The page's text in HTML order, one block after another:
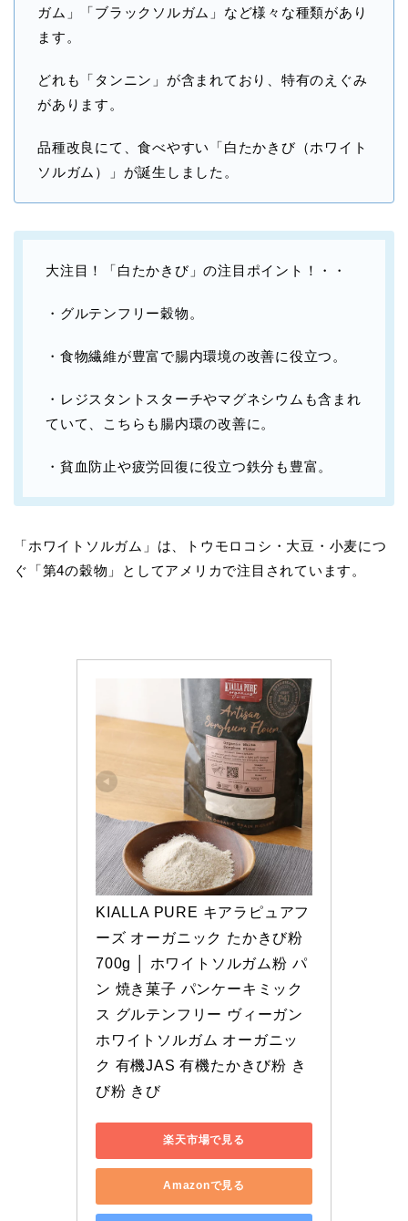
ガム」「ブラックソルガム」など様々な種類があり
ます。
どれも「タンニン」が含まれており、特有のえぐみ
があります。
品種改良にて、食べやすい「白たかきび（ホワイト
ソルガム）」が誕生しました。
大注目！「白たかきび」の注目ポイント！・・
・グルテンフリー穀物。
・食物繊維が豊富で腸内環境の改善に役立つ。
・レジスタントスターチやマグネシウムも含まれ
ていて、こちらも腸内環の改善に。
・貧血防止や疲労回復に役立つ鉄分も豊富。
「ホワイトソルガム」は、トウモロコシ・大豆・小麦につ
ぐ「第4の穀物」としてアメリカで注目されています。
KIALLA PURE キアラピュアフ
ーズ オーガニック たかきび粉
700g │ ホワイトソルガム粉 パ
ン 焼き菓子 パンケーキミック
ス グルテンフリー ヴィーガン
ホワイトソルガム オーガニッ
ク 有機JAS 有機たかきび粉 き
び粉 きび
楽天市場で見る
Amazonで見る